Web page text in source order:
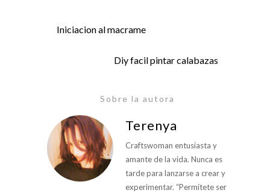
Iniciacion al macrame
Diy facil pintar calabazas
Sobre la autora
Terenya
Craftswoman entusiasta y
amante de la vida. Nunca es
tarde para lanzarse a crear y
experimentar. “Permítete ser